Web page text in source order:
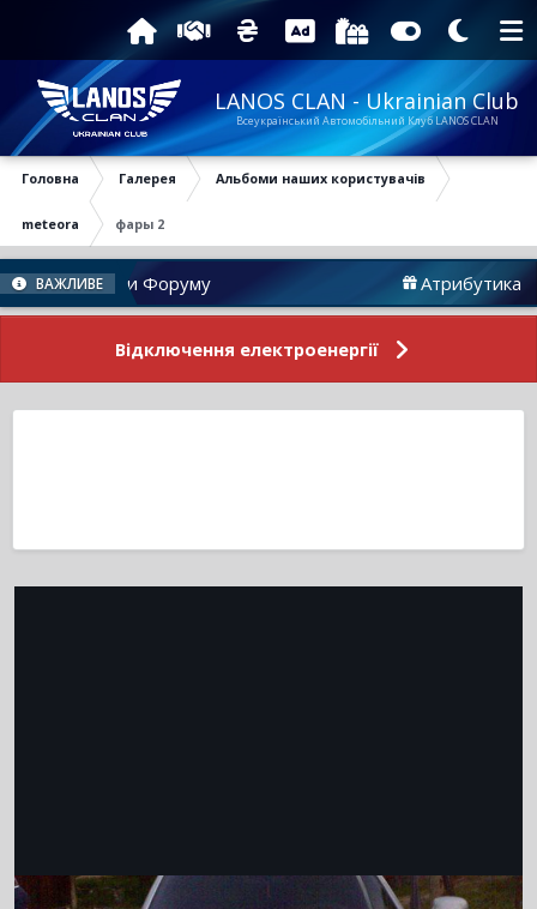
LANOS CLAN - Ukrainian Club
Всеукраїнський Автомобільний Клуб LANOS CLAN
Головна Галерея Альбоми наших користувачів
meteora фары 2
ВАЖЛИВЕ
Новини Форуму Атрибутика
Відключення електроенергії